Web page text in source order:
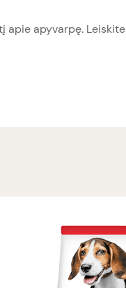
apie apyvarpę. Leiskite